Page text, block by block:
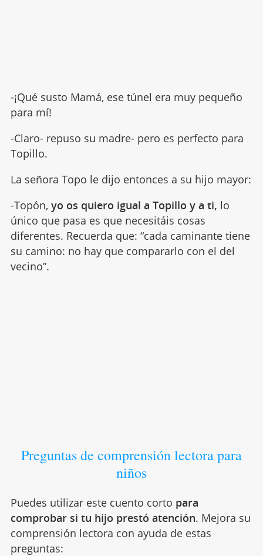
-¡Qué susto Mamá, ese túnel era muy pequeño
para mí!
-Claro- repuso su madre- pero es perfecto para
Topillo.
La señora Topo le dijo entonces a su hijo mayor:
-Topón, yo os quiero igual a Topillo y a ti, lo
único que pasa es que necesitáis cosas
diferentes. Recuerda que: “cada caminante tiene
su camino: no hay que compararlo con el del
vecino”.
Preguntas de comprensión lectora para
niños
Puedes utilizar este cuento corto para
comprobar si tu hijo prestó atención. Mejora su
comprensión lectora con ayuda de estas
preguntas: